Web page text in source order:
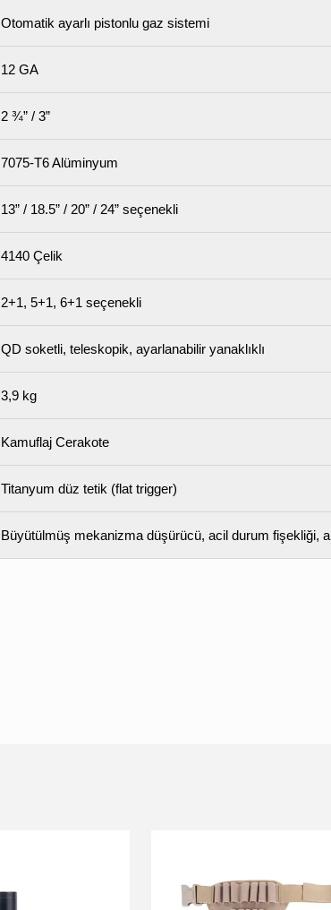
Otomatik ayarlı pistonlu gaz sistemi
12 GA
2 ¾” / 3”
7075-T6 Alüminyum
13” / 18.5” / 20” / 24” seçenekli
4140 Çelik
2+1, 5+1, 6+1 seçenekli
QD soketli, teleskopik, ayarlanabilir yanaklıklı
3,9 kg
Kamuflaj Cerakote
Titanyum düz tetik (flat trigger)
Büyütülmüş mekanizma düşürücü, acil durum fişekliği,